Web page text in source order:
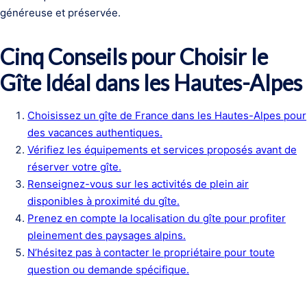
généreuse et préservée.
Cinq Conseils pour Choisir le
Gîte Idéal dans les Hautes-Alpes
Choisissez un gîte de France dans les Hautes-Alpes pour
des vacances authentiques.
Vérifiez les équipements et services proposés avant de
réserver votre gîte.
Renseignez-vous sur les activités de plein air
disponibles à proximité du gîte.
Prenez en compte la localisation du gîte pour profiter
pleinement des paysages alpins.
N’hésitez pas à contacter le propriétaire pour toute
question ou demande spécifique.